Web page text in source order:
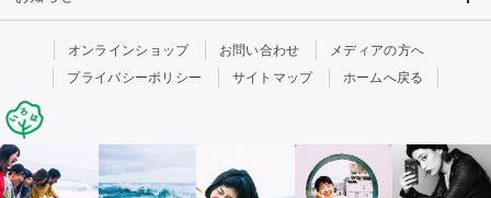
オンラインショップ お問い合わせ
メディアの方へ
プライバシーポリシー
サイトマップ ホームへ戻る